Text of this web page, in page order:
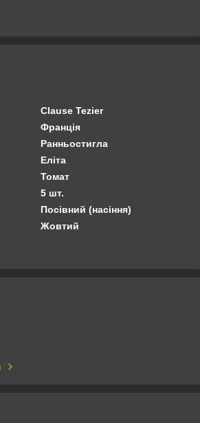
Clause Tezier
Франція
Ранньостигла
Еліта
Томат
5 шт.
Посівний (насіння)
Жовтий